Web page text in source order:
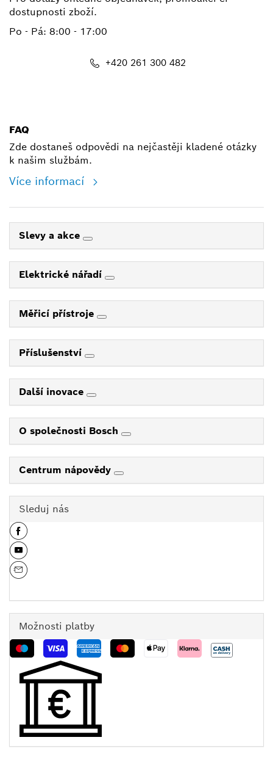
dostupnosti zboží.
Po - Pá: 8:00 - 17:00
+420 261 300 482
FAQ
Zde dostaneš odpovědi na nejčastěji kladené otázky
k našim službám.
Více informací
Slevy a akce
Elektrické nářadí
Měřicí přístroje
Příslušenství
Další inovace
O společnosti Bosch
Centrum nápovědy
Sleduj nás
Možnosti platby